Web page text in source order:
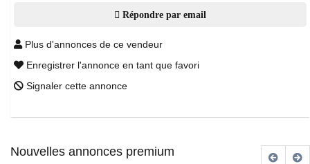
Répondre par email
Plus d'annonces de ce vendeur
Enregistrer l'annonce en tant que favori
Signaler cette annonce
Nouvelles annonces premium